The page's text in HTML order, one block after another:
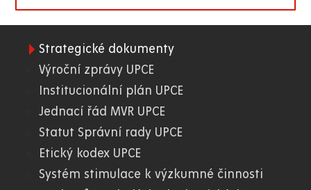
01.
WWW
Strategické dokumenty
Výroční zprávy UPCE
Institucionální plán UPCE
Jednací řád MVR UPCE
Statut Správní rady UPCE
Etický kodex UPCE
Systém stimulace k výzkumné činnosti